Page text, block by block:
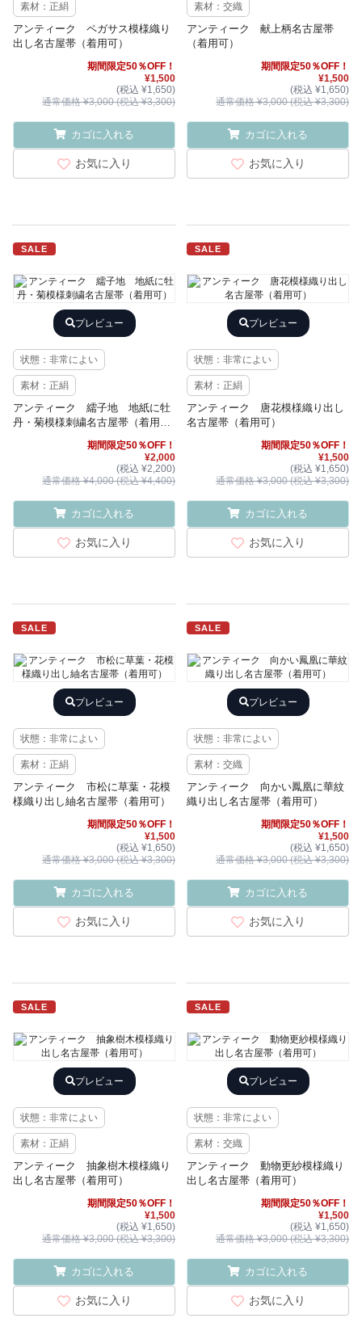
素材：正絹
アンティーク ペガサス模様織り
出し名古屋帯（着用可）
期間限定50％OFF！
¥1,500
(税込 ¥1,650)
通常価格 ¥3,000 (税込 ¥3,300)
カゴに入れる
お気に入り
素材：交織
アンティーク 献上柄名古屋帯
（着用可）
期間限定50％OFF！
¥1,500
(税込 ¥1,650)
通常価格 ¥3,000 (税込 ¥3,300)
カゴに入れる
お気に入り
SALE
プレビュー
状態：非常によい
素材：正絹
アンティーク 繻子地 地紙に牡
丹・菊模様刺繍名古屋帯（着用
期間限定50％OFF！
¥2,000
(税込 ¥2,200)
通常価格 ¥4,000 (税込 ¥4,400)
カゴに入れる
お気に入り
SALE
プレビュー
状態：非常によい
素材：正絹
アンティーク 唐花模様織り出し
名古屋帯（着用可）
期間限定50％OFF！
¥1,500
(税込 ¥1,650)
通常価格 ¥3,000 (税込 ¥3,300)
カゴに入れる
お気に入り
SALE
プレビュー
状態：非常によい
素材：正絹
アンティーク 市松に草葉・花模
様織り出し紬名古屋帯（着用可）
期間限定50％OFF！
¥1,500
(税込 ¥1,650)
通常価格 ¥3,000 (税込 ¥3,300)
カゴに入れる
お気に入り
SALE
プレビュー
状態：非常によい
素材：交織
アンティーク 向かい鳳凰に華紋
織り出し名古屋帯（着用可）
期間限定50％OFF！
¥1,500
(税込 ¥1,650)
通常価格 ¥3,000 (税込 ¥3,300)
カゴに入れる
お気に入り
SALE
プレビュー
状態：非常によい
素材：正絹
アンティーク 抽象樹木模様織り
出し名古屋帯（着用可）
期間限定50％OFF！
¥1,500
(税込 ¥1,650)
通常価格 ¥3,000 (税込 ¥3,300)
カゴに入れる
お気に入り
SALE
プレビュー
状態：非常によい
素材：交織
アンティーク 動物更紗模様織り
出し名古屋帯（着用可）
期間限定50％OFF！
¥1,500
(税込 ¥1,650)
通常価格 ¥3,000 (税込 ¥3,300)
カゴに入れる
お気に入り